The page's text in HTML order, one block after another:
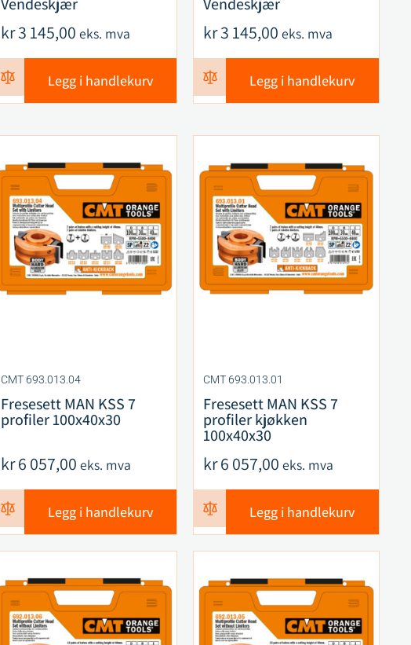
kr3 145,00 eks. mva
Legg i handlekurv
kr3 145,00 eks. mva
Legg i handlekurv
CMT 693.013.04
Fresesett MAN KSS 7
profiler 100x40x30
kr6 057,00 eks. mva
Legg i handlekurv
CMT 693.013.01
Fresesett MAN KSS 7
profiler kjøkken
100x40x30
kr6 057,00 eks. mva
Legg i handlekurv